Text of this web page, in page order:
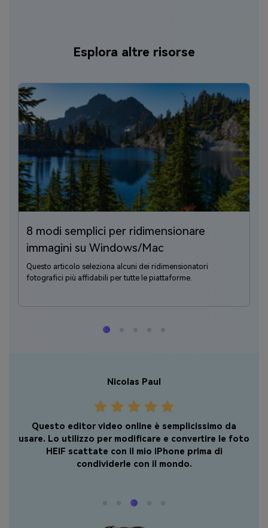
Esplora altre risorse
8 modi semplici per ridimensionare
immagini su Windows/Mac
Questo articolo seleziona alcuni dei ridimensionatori
fotografici più affidabili per tutte le piattaforme.
Nicolas Paul
Questo editor video online è semplicissimo da
usare. Lo utilizzo per modificare e convertire le foto
HEIF scattate con il mio iPhone prima di
condividerle con il mondo.